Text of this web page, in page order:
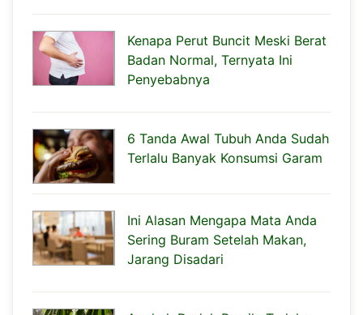
Kenapa Perut Buncit Meski Berat
Badan Normal, Ternyata Ini
Penyebabnya
6 Tanda Awal Tubuh Anda Sudah
Terlalu Banyak Konsumsi Garam
Ini Alasan Mengapa Mata Anda
Sering Buram Setelah Makan,
Jarang Disadari